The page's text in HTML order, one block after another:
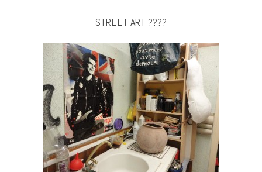
STREET ART ????